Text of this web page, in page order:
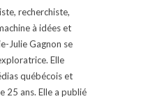
recherchiste,
à idées et
Julie Gagnon se
Elle
québécois et
25 ans. Elle a publié